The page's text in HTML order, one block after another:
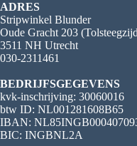
ADRES
Stripwinkel Blunder
Oude Gracht 203
3511 NH Utrecht
030-2311461
BEDRIJFSGEGEVENS
kvk-inschrijving: 30060016
btw ID: NL001281608B65
IBAN:
BIC: INGBNL2A